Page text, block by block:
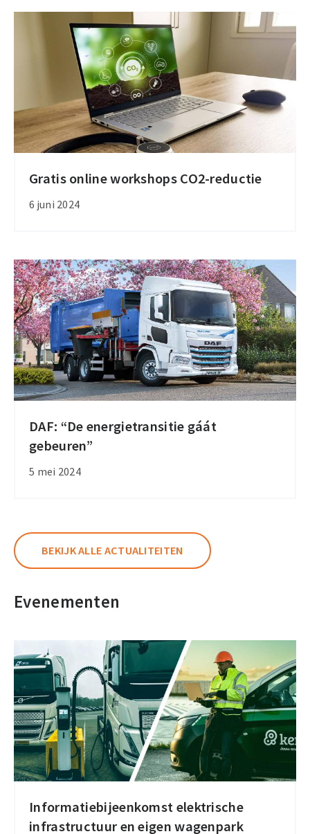
goede
verzamelen”
Gratis online workshops CO2-reductie
6 juni 2024
Gratis
online
reductie
DAF: “De energietransitie gáát
gebeuren”
5 mei 2024
DAF:
“De
energietransitie
BEKIJK ALLE ACTUALITEITEN
Evenementen
Informatiebijeenkomst elektrische
infrastructuur en eigen wagenpark
Informatiebijeenkomst
elektrische